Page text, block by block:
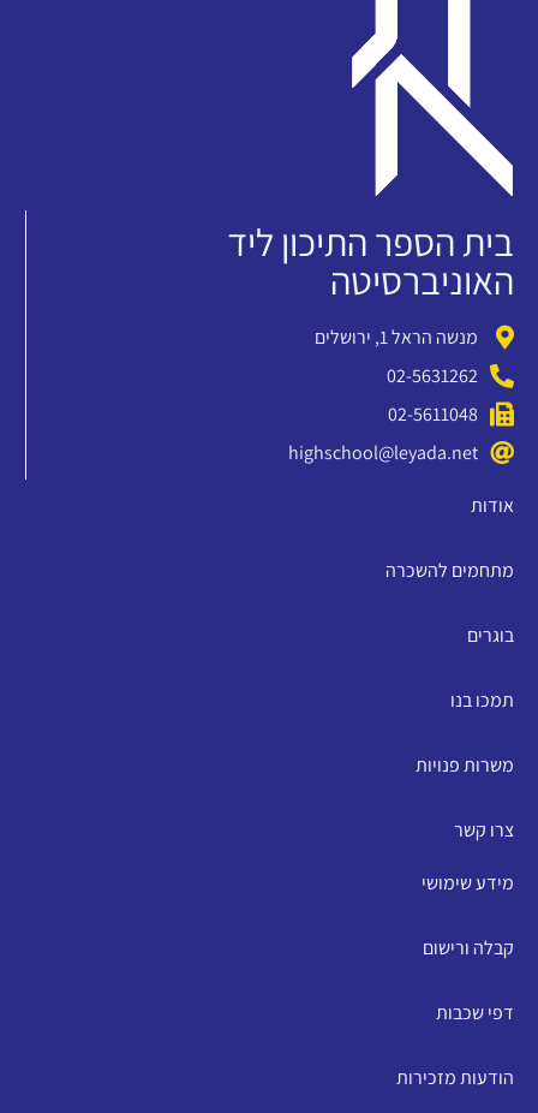
בית הספר התיכון ליד
האוניברסיטה
מנשה הראל 1, ירושלים
02-5631262
02-5611048
highschool@leyada.net
אודות
מתחמים להשכרה
בוגרים
תמכו בנו
משרות פנויות
צרו קשר
מידע שימושי
קבלה ורישום
דפי שכבות
הודעות מזכירות